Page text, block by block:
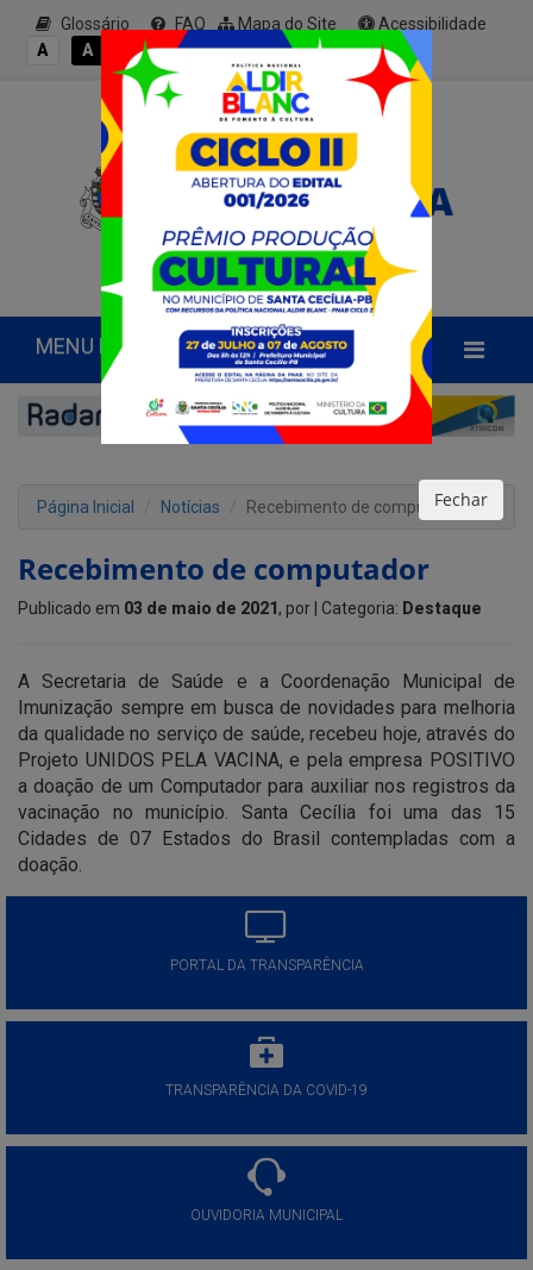
Glossário FAQ Mapa do Site
Acessibilidade
A
A A A+
MENU PRINCIPAL
Página Inicial Notícias Recebimento de computador
Recebimento de computador
Publicado em 03 de maio de 2021, por | Categoria: Destaque
A Secretaria de Saúde e a Coordenação Municipal de
Imunização sempre em busca de novidades para melhoria
da qualidade no serviço de saúde, recebeu hoje, através do
Projeto UNIDOS PELA VACINA, e pela empresa POSITIVO
a doação de um Computador para auxiliar nos registros da
vacinação no município. Santa Cecília foi uma das 15
Cidades de 07 Estados do Brasil contempladas com a
doação.
PORTAL DA TRANSPARÊNCIA
TRANSPARÊNCIA DA COVID-19
OUVIDORIA MUNICIPAL
Fechar